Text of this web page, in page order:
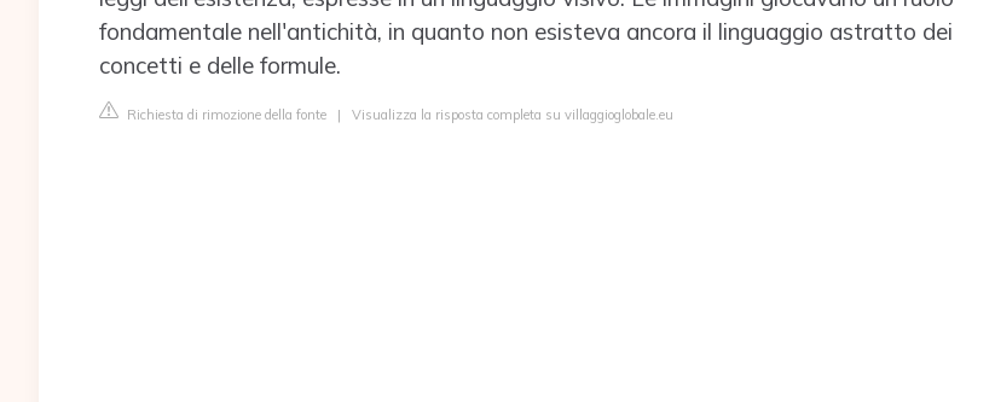
fondamentale nell'antichità, in quanto non esisteva ancora il linguaggio astratto dei
concetti e delle formule.
Richiesta di rimozione della fonte | Visualizza la risposta completa su villaggioglobale.eu